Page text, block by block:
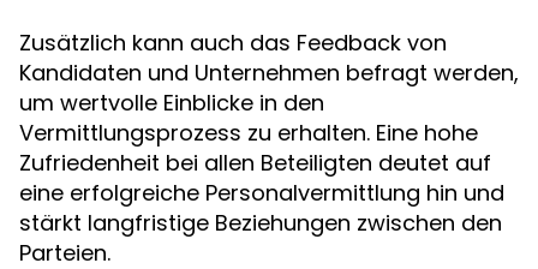
Zusätzlich kann auch das Feedback von
Kandidaten und Unternehmen befragt werden,
um wertvolle Einblicke in den
Vermittlungsprozess zu erhalten. Eine hohe
Zufriedenheit bei allen Beteiligten deutet auf
eine erfolgreiche Personalvermittlung hin und
stärkt langfristige Beziehungen zwischen den
Parteien.